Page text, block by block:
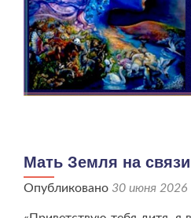
Мать Земля на
Опубликовано 30 июня